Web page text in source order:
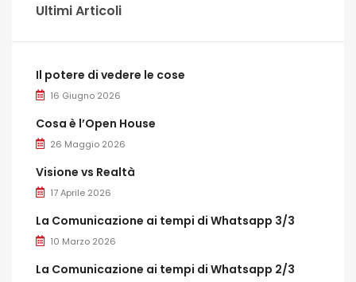
Ultimi Articoli
Il potere di vedere le cose
16 Giugno 2026
Cosa è l’Open House
26 Maggio 2026
Visione vs Realtà
17 Aprile 2026
La Comunicazione ai tempi di Whatsapp 3/3
10 Marzo 2026
La Comunicazione ai tempi di Whatsapp 2/3